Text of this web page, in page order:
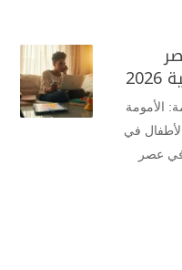
الأمومة
في
عصر